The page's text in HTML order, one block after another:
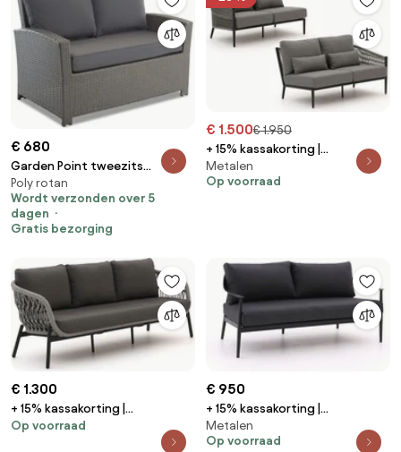
€ 680
Garden Point tweezits
technorattan bank Parma
antraciet
Poly rotan
Wordt verzonden over 5
dagen
Gratis bezorging
€ 1.500€ 1.950
+ 15% kassakorting |
Loungebank Tuin Bellagio |
Aluminium | Tuinbank Grijs | Kees
Metalen
Op voorraad
€ 1.300
+ 15% kassakorting |
Loungebank Tuin Bellagio | Rope
(touw) | 3 personen | Tuinbank
Op voorraad
€ 950
+ 15% kassakorting |
Loungebank Tuin Bellagio |
Aluminium | 2 personen |
Metalen
Op voorraad